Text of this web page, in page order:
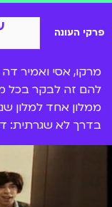
פרקי העונה
מרקו, אסי ואמיר
להם זה לבקר בכל
ממלון אחד למלון
בדרך לא שגרתית: